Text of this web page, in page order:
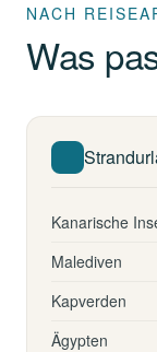
NACH
Was
Kanarische
Malediven
Kapverden
Ägypten